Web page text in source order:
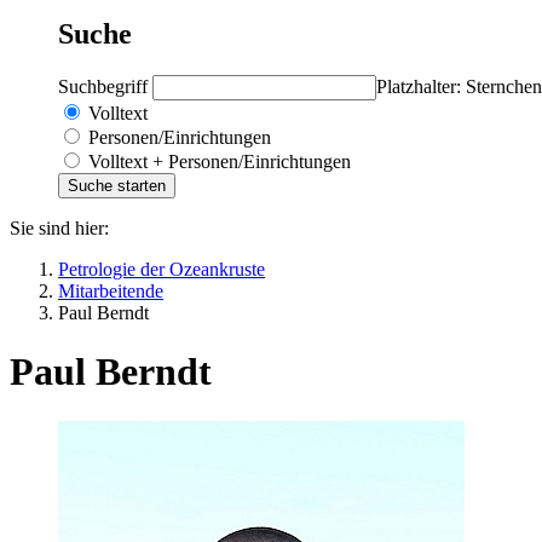
Suche
Suchbegriff
Platzhalter:
Volltext
Personen/Einrichtungen
Volltext + Personen/Einrichtungen
Sie sind hier:
Petrologie der Ozeankruste
Mitarbeitende
Paul Berndt
Paul Berndt